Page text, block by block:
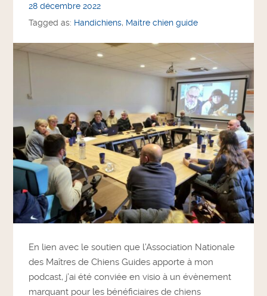
28 décembre 2022
Tagged as: Handichiens, Maitre chien guide
En lien avec le soutien que l’Association Nationale
des Maîtres de Chiens Guides apporte à mon
podcast, j’ai été conviée en visio à un évènement
marquant pour les bénéficiaires de chiens